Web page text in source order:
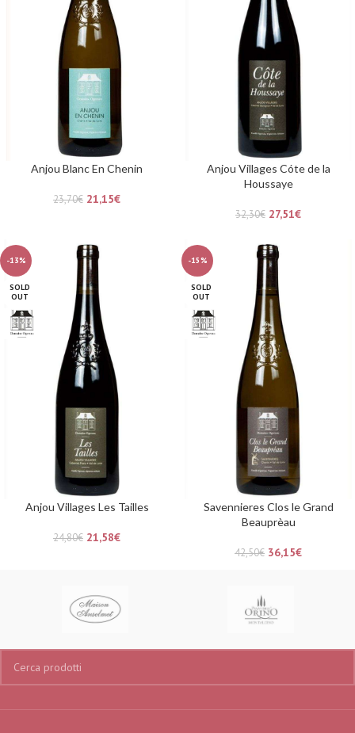
Anjou Blanc En Chenin
23,70€ 21,15€
Anjou Villages Cóte de la
Houssaye
32,30€ 27,51€
-13%
SOLD
OUT
Anjou Villages Les Tailles
24,80€ 21,58€
-15%
SOLD
OUT
Savennieres Clos le Grand
Beauprèau
42,50€ 36,15€